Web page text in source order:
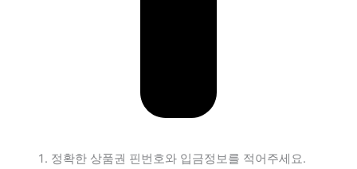
정확한 상품권 핀번호와 입금정보를 적어주세요.